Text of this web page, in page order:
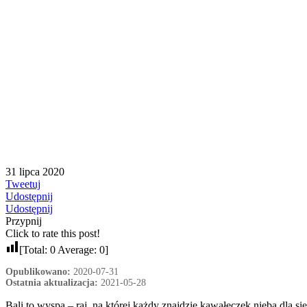
31 lipca 2020
Tweetuj
Udostępnij
Udostępnij
Przypnij
Click to rate this post!
[Total: 0Average: 0]
Opublikowano: 2020-07-31
Ostatnia aktualizacja: 2021-05-28